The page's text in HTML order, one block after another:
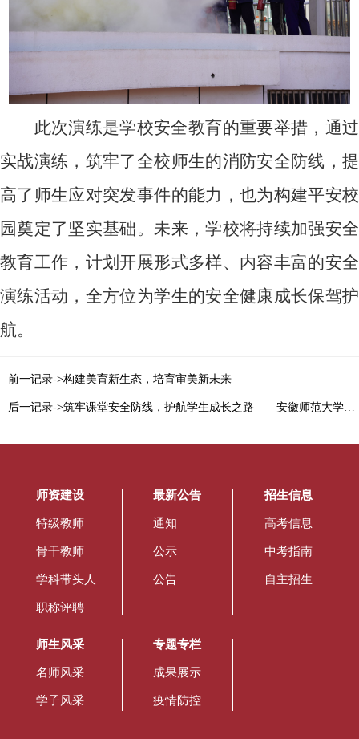
此次演练是学校安全教育的重要举措，通过
实战演练，筑牢了全校师生的消防安全防线，提
高了师生应对突发事件的能力，也为构建平安校
园奠定了坚实基础。未来，学校将持续加强安全
教育工作，计划开展形式多样、内容丰富的安全
演练活动，全方位为学生的安全健康成长保驾护
航。
前一记录->构建美育新生态，培育审美新未来
师资建设
特级教师
骨干教师
学科带头人
职称评聘
最新公告
通知
公示
公告
招生信息
高考信息
中考指南
自主招生
师生风采
名师风采
学子风采
专题专栏
成果展示
疫情防控